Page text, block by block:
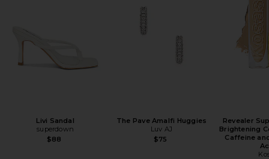
Livi Sandal
superdown
$88
The Pave Amalfi Huggies
Luv AJ
$75
Revealer
Brightening
Caffeine